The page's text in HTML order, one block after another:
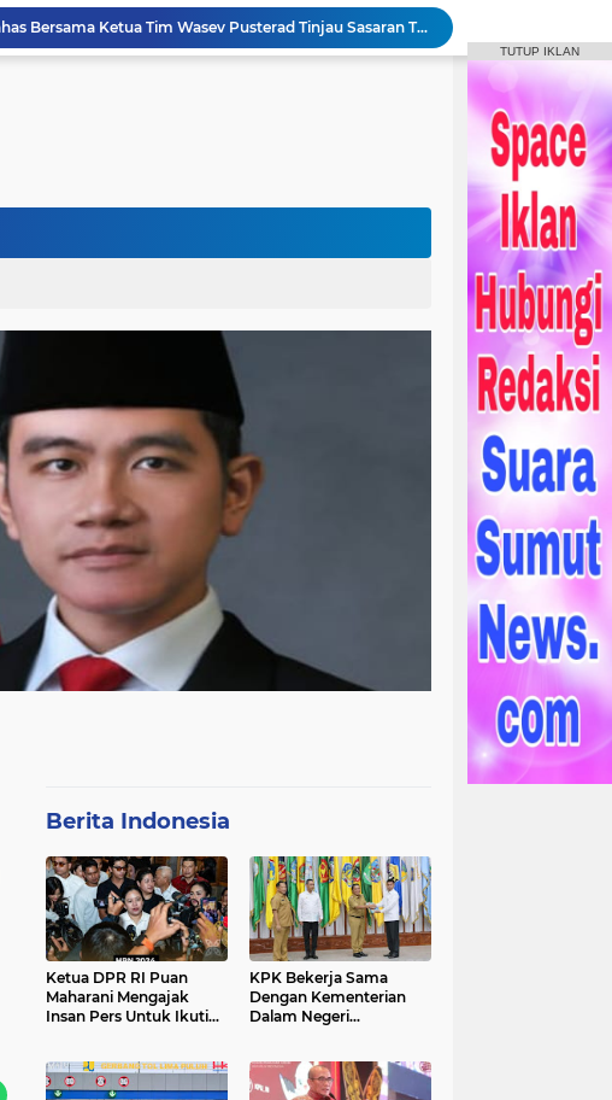
Bupati Humbahas Bersama Ketua Tim Wasev Pusterad Tinjau Sasaran TMMD.
Pemkab Humbang Hasundutan Salurkan Bantuan Sosial kepada Korban Kebakaran di Kecamatan Paranginan
Bupati Humbahas Letakkan Batu Pertama Pembangunan Cath Lab RSUD Doloksanggul
Berita Indonesia
Ketua DPR RI Puan
Maharani Mengajak
Insan Pers Untuk Ikuti
KPK Bekerja Sama
Dengan Kementerian
Dalam Negeri
TUTUP IKLAN